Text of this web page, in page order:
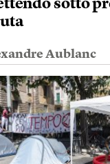
sotto
Aublanc